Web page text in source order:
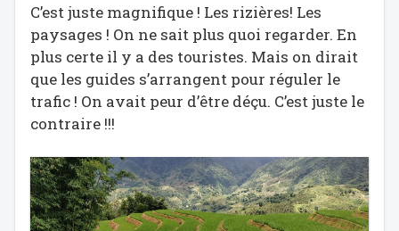
C’est juste magnifique ! Les rizières! Les
paysages ! On ne sait plus quoi regarder. En
plus certe il y a des touristes. Mais on dirait
que les guides s’arrangent pour réguler le
trafic ! On avait peur d’être déçu. C’est juste le
contraire !!!